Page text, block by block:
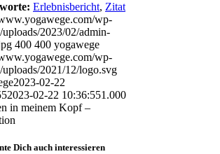
Erlebnisbericht, Zitat
wp-
uploads/2023/02/admin-
400 400 yogawege
wp-
uploads/2021/12/logo.svg
2023-02-22
2023-02-22 10:36:551.000
in meinem Kopf –
Dich auch interessieren